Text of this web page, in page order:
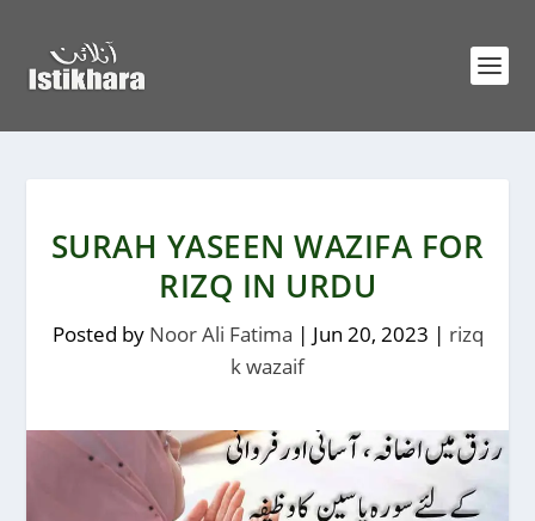
SURAH YASEEN WAZIFA FOR
RIZQ IN URDU
Posted by Noor Ali Fatima | Jun 20, 2023 | rizq
k wazaif